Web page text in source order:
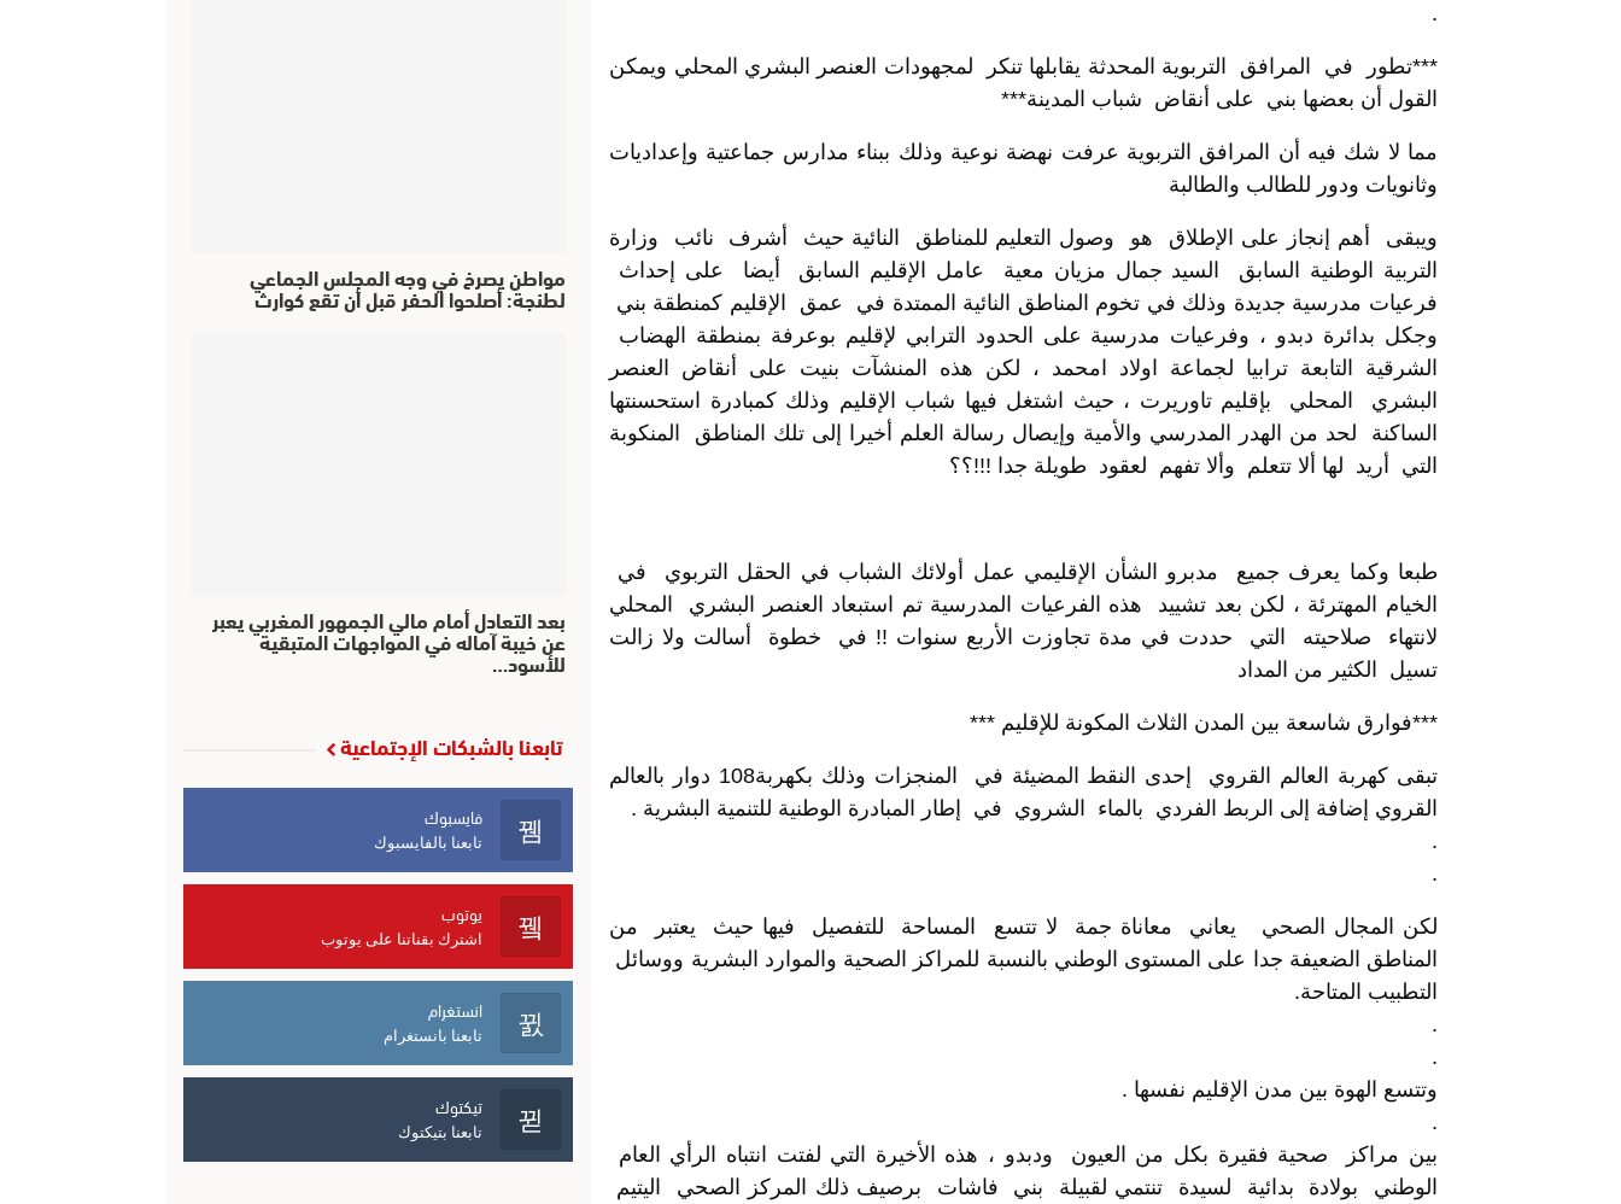
.
***تطور في المرافق التربوية المحدثة يقابلها تنكر لمجهودات العنصر البشري المحلي ويمكن
القول أن بعضها بني على أنقاض شباب المدينة***
مما لا شك فيه أن المرافق التربوية عرفت نهضة نوعية وذلك ببناء مدارس جماعتية وإعداديات
وثانويات ودور للطالب والطالبة
ويبقى أهم إنجاز على الإطلاق هو وصول التعليم للمناطق النائية حيث أشرف نائب وزارة
التربية الوطنية السابق السيد جمال مزيان معية عامل الإقليم السابق أيضا على إحداث
فرعيات مدرسية جديدة وذلك في تخوم المناطق النائية الممتدة في عمق الإقليم كمنطقة بني
وجكل بدائرة دبدو ، وفرعيات مدرسية على الحدود الترابي لإقليم بوعرفة بمنطقة الهضاب
الشرقية التابعة ترابيا لجماعة اولاد امحمد ، لكن هذه المنشآت بنيت على أنقاض العنصر
البشري المحلي بإقليم تاوريرت ، حيث اشتغل فيها شباب الإقليم وذلك كمبادرة استحسنتها
الساكنة لحد من الهدر المدرسي والأمية وإيصال رسالة العلم أخيرا إلى تلك المناطق المنكوبة
التي أريد لها ألا تتعلم وألا تفهم لعقود طويلة جدا !!!؟؟
طبعا وكما يعرف جميع مدبرو الشأن الإقليمي عمل أولائك الشباب في الحقل التربوي في
الخيام المهترئة ، لكن بعد تشييد هذه الفرعيات المدرسية تم استبعاد العنصر البشري المحلي
لانتهاء صلاحيته التي حددت في مدة تجاوزت الأربع سنوات !! في خطوة أسالت ولا زالت
تسيل الكثير من المداد
***فوارق شاسعة بين المدن الثلاث المكونة للإقليم ***
تبقى كهربة العالم القروي إحدى النقط المضيئة في المنجزات وذلك بكهربة108 دوار بالعالم
القروي إضافة إلى الربط الفردي بالماء الشروي في إطار المبادرة الوطنية للتنمية البشرية .
.
.
لكن المجال الصحي يعاني معاناة جمة لا تتسع المساحة للتفصيل فيها حيث يعتبر من
المناطق الضعيفة جدا على المستوى الوطني بالنسبة للمراكز الصحية والموارد البشرية ووسائل
التطبيب المتاحة.
.
.
وتتسع الهوة بين مدن الإقليم نفسها .
.
بين مراكز صحية فقيرة بكل من العيون ودبدو ، هذه الأخيرة التي لفتت انتباه الرأي العام
الوطني بولادة بدائية لسيدة تنتمي لقبيلة بني فاشات برصيف ذلك المركز الصحي اليتيم
مواطن يصرخ في وجه المجلس الجماعي
لطنجة: أصلحوا الحفر قبل أن تقع كوارث
بعد التعادل أمام مالي الجمهور المغربي يعبر
عن خيبة آماله في المواجهات المتبقية
للأسود…
تابعنا بالشبكات الإجتماعية
فايسبوك
تابعنا بالفايسبوك
يوتوب
اشترك بقناتنا على يوتوب
انستغرام
تابعنا بانستغرام
تيكتوك
تابعنا بتيكتوك